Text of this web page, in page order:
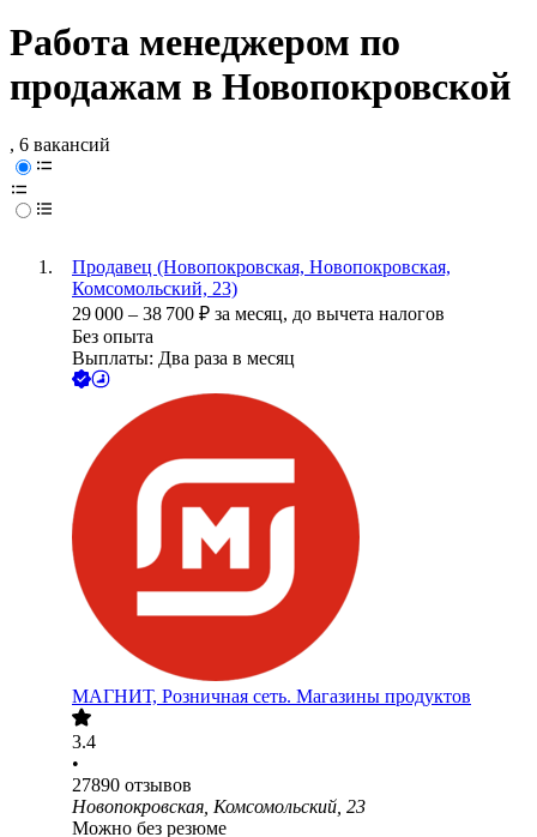
Работа менеджером по
продажам в Новопокровской
, 6 вакансий
Продавец (Новопокровская, Новопокровская,
Комсомольский, 23)
29 000 – 38 700 ₽ за месяц, до вычета налогов
Без опыта
Выплаты: Два раза в месяц
МАГНИТ, Розничная сеть. Магазины продуктов
3.4
•
27890 отзывов
Новопокровская, Комсомольский, 23
Можно без резюме